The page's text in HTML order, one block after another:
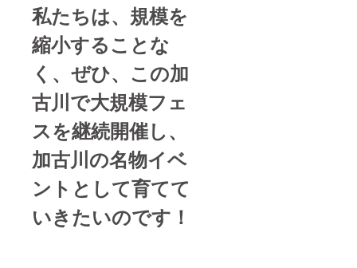
私たちは、規模を
縮小することな
く、ぜひ、この加
古川で大規模フェ
スを継続開催し、
加古川の名物イベ
ントとして育てて
いきたいのです！